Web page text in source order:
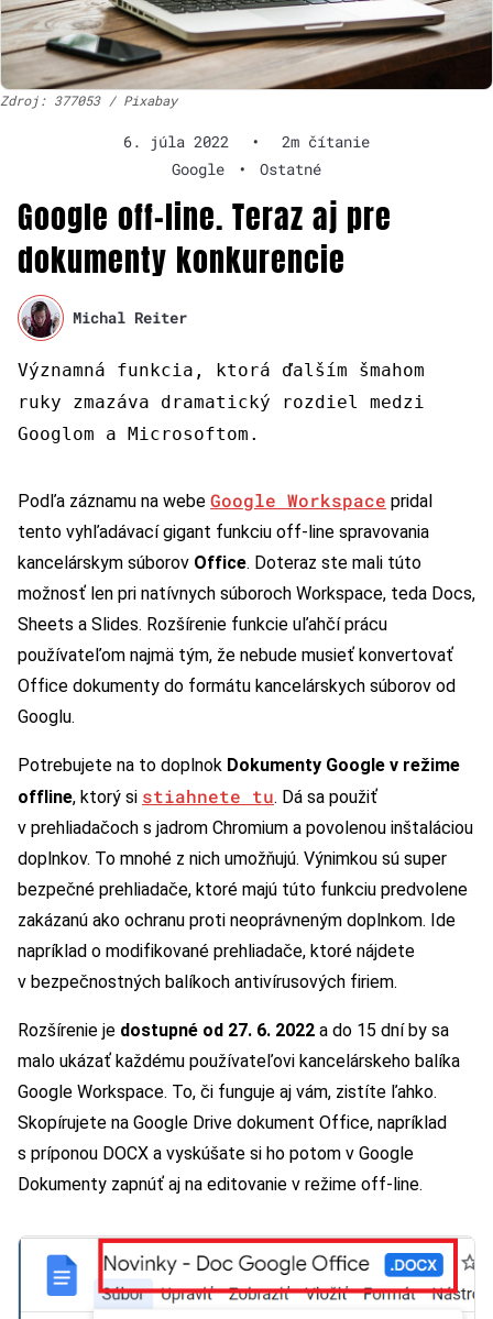
Zdroj: 377053 / Pixabay
6. júla 2022 •
2m čítanie
Google
• Ostatné
Google off-line. Teraz aj pre
dokumenty konkurencie
Michal Reiter
Významná funkcia, ktorá ďalším šmahom
ruky zmazáva dramatický rozdiel medzi
Googlom a Microsoftom.
Podľa záznamu na webe Google Workspace pridal
tento vyhľadávací gigant funkciu off-line spravovania
kancelárskym súborov Office. Doteraz ste mali túto
možnosť len pri natívnych súboroch Workspace, teda Docs,
Sheets a Slides. Rozšírenie funkcie uľahčí prácu
používateľom najmä tým, že nebude musieť konvertovať
Office dokumenty do formátu kancelárskych súborov od
Googlu.
Potrebujete na to doplnok Dokumenty Google v režime
offline, ktorý si stiahnete tu. Dá sa použiť
v prehliadačoch s jadrom Chromium a povolenou inštaláciou
doplnkov. To mnohé z nich umožňujú. Výnimkou sú super
bezpečné prehliadače, ktoré majú túto funkciu predvolene
zakázanú ako ochranu proti neoprávneným doplnkom. Ide
napríklad o modifikované prehliadače, ktoré nájdete
v bezpečnostných balíkoch antivírusových firiem.
Rozšírenie je dostupné od 27. 6. 2022 a do 15 dní by sa
malo ukázať každému používateľovi kancelárskeho balíka
Google Workspace. To, či funguje aj vám, zistíte ľahko.
Skopírujete na Google Drive dokument Office, napríklad
s príponou DOCX a vyskúšate si ho potom v Google
Dokumenty zapnúť aj na editovanie v režime off-line.